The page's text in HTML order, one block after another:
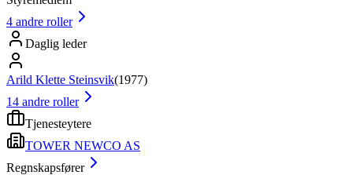
4 andre roller
Daglig leder
Arild Klette Steinsvik(1977)
14 andre roller
Tjenesteytere
TOWER NEWCO AS
Regnskapsfører